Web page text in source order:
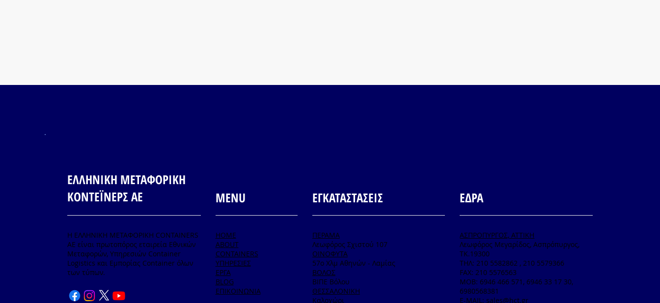
HOME
ABOUT
CONTAINERS
ΥΠΗΡΕΣΙΕΣ
ΕΡΓΑ
BLOG
ΕΠΙΚΟΙΝΩΝΙΑ
ΑΣΠΡΟΠΥΡΓΟΣ, ΑΤΤΙΚΗ
Λεωφόρος Μεγαρίδος, Ασπρόπυργος,
ΤΚ.19300
TΗΛ: 210 5582862 , 210 5579366
FAX: 210 5576563
MOB: 6946 466 571, 6946 33 17 30,
6980568381
E-MAIL: sales@hct.gr
ΕΔΡΑ
MENU ΕΓΚΑΤΑΣΤΑΣΕΙΣ
ΠΕΡΑΜΑ
Λεωφόρος Σχιστού 107
ΟΙΝΟΦΥΤΑ
57ο Χλμ Αθηνών - Λαμίας
ΒΟΛΟΣ
ΒΙΠΕ Βόλου
ΘΕΣΣΑΛΟΝΙΚΗ
Καλοχώρι
ΕΛΛΗΝΙΚΗ ΜΕΤΑΦΟΡΙΚΗ
ΚΟΝΤΕΪΝΕΡΣ ΑΕ
Η ΕΛΛΗΝΙΚΗ ΜΕΤΑΦΟΡΙΚΗ CONTAINERS
ΑΕ είναι πρωτοπόρος εταιρεία Εθνικών
Μεταφορών, Υπηρεσιών Container
Logistics και Εμπορίας Container όλων
των τύπων.